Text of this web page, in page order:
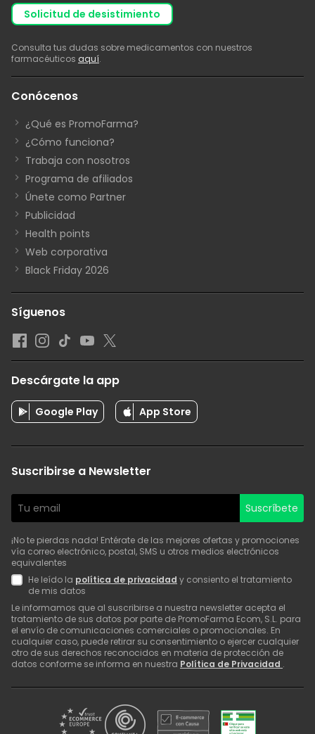
solicitud de desistimiento
Consulta tus dudas sobre medicamentos con nuestros
farmacéuticos aquí.
Conócenos
¿Qué es PromoFarma?
¿Cómo funciona?
Trabaja con nosotros
Programa de afiliados
Únete como Partner
Publicidad
Health points
Web corporativa
Black Friday 2026
Síguenos
Descárgate la app
Google Play App Store
Suscribirse a Newsletter
Suscríbete
¡No te pierdas nada! Entérate de las mejores ofertas y promociones
vía correo electrónico, postal, SMS u otros medios electrónicos
equivalentes
He leído la política de privacidad y consiento el tratamiento
de mis datos
Le informamos que al suscribirse a nuestra newsletter acepta el
tratamiento de sus datos por parte de PromoFarma Ecom, S.L. para
el envío de comunicaciones comerciales o promocionales. En
cualquier caso, puede retirar su consentimiento o ejercer cualquier
otro de sus derechos reconocidos en materia de protección de
datos conforme se informa en nuestra Política de Privacidad .